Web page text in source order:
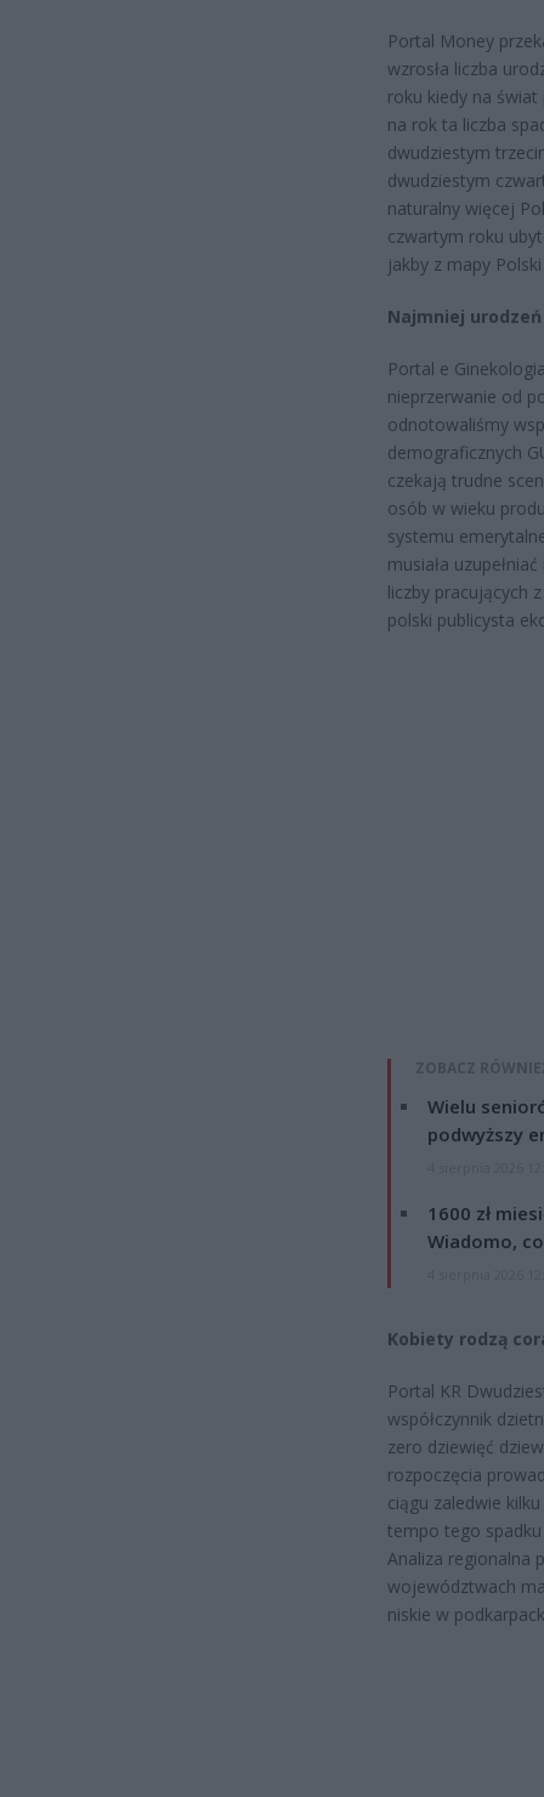
Portal Money
wzrosła liczba
roku kiedy na
na rok ta liczba
dwudziestym
dwudziestym
naturalny więcej
czwartym roku
jakby z mapy
Najmniej
Portal e
nieprzerwanie od
odnotowaliśmy
demograficznych
czekają trudne
osób w wieku
systemu
musiała
liczby pracujących
polski publicysta
ZOBACZ
Wielu
podwyższy
1600 zł
Wiadomo,
Kobiety rodzą
Portal KR
współczynnik
zero dziewięć
rozpoczęcia
ciągu zaledwie
tempo tego
Analiza regionalna
województwach
niskie w